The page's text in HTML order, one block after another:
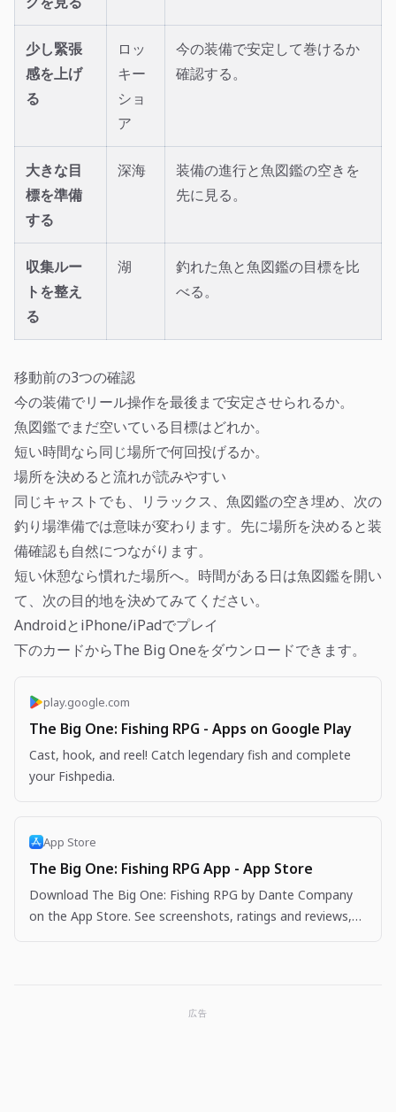
少し緊張
感を上げ
る
ロッ
キー
ショ
ア
今の装備で安定して巻けるか
確認する。
大きな目
標を準備
する
深海
装備の進行と魚図鑑の空きを
先に見る。
収集ルー
トを整え
る
湖
釣れた魚と魚図鑑の目標を比
べる。
移動前の3つの確認
今の装備でリール操作を最後まで安定させられるか。
魚図鑑でまだ空いている目標はどれか。
短い時間なら同じ場所で何回投げるか。
場所を決めると流れが読みやすい
同じキャストでも、リラックス、魚図鑑の空き埋め、次の
釣り場準備では意味が変わります。先に場所を決めると装
備確認も自然につながります。
短い休憩なら慣れた場所へ。時間がある日は魚図鑑を開い
て、次の目的地を決めてみてください。
AndroidとiPhone/iPadでプレイ
下のカードからThe Big Oneをダウンロードできます。
play.google.com
The Big One: Fishing RPG - Apps on Google Play
Cast, hook, and reel! Catch legendary fish and complete
your Fishpedia.
App Store
The Big One: Fishing RPG App - App Store
Download The Big One: Fishing RPG by Dante Company
on the App Store. See screenshots, ratings and reviews,
広告